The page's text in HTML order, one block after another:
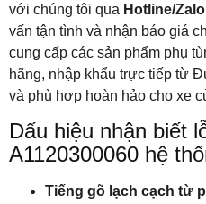
với chúng tôi qua Hotline/
vấn tận tình và nhận báo giá
cung cấp các sản phẩm phụ
hãng, nhập khẩu trực tiếp từ
và phù hợp hoàn hảo cho xe
Dấu hiệu nhận biết
A1120300060 hệ
Tiếng gõ lạch cạch từ